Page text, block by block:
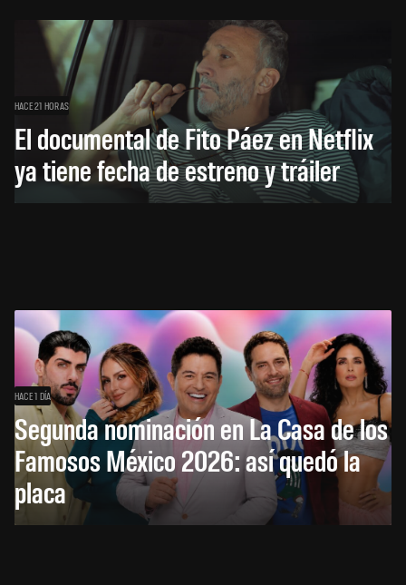
HACE 21 HORAS
El documental de Fito Páez en Netflix
ya tiene fecha de estreno y tráiler
HACE 1 DÍA
Segunda nominación en La Casa de los
Famosos México 2026: así quedó la
placa